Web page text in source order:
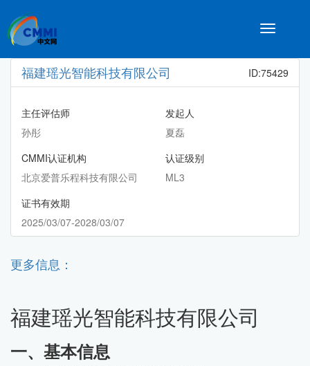
Toggle
福建瑶光智能科技有限公司 ID:75429
主任评估师
孙彤
发起人
夏磊
CMMI认证机构
北京爱普乐程科技有限公司
认证级别
ML3
证书有效期
2025/03/07-2028/03/07
更多信息：
福建瑶光智能科技有限公司
一、基本信息